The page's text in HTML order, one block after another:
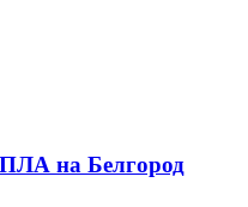
на Белгород